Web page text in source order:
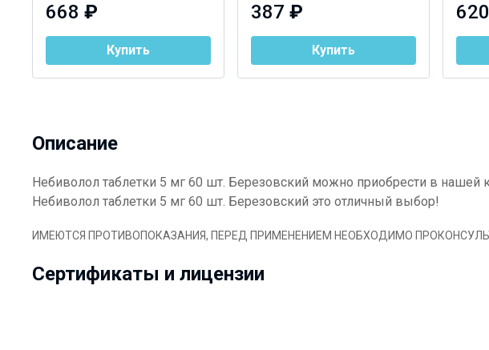
668 ₽
Купить
387 ₽
Купить
620
Описание
Небиволол таблетки 5 мг 60 шт. Березовский можно приобрести в нашей
Небиволол таблетки 5 мг 60 шт. Березовский это отличный выбор!
ИМЕЮТСЯ ПРОТИВОПОКАЗАНИЯ, ПЕРЕД ПРИМЕНЕНИЕМ НЕОБХОДИМО
Сертификаты и лицензии